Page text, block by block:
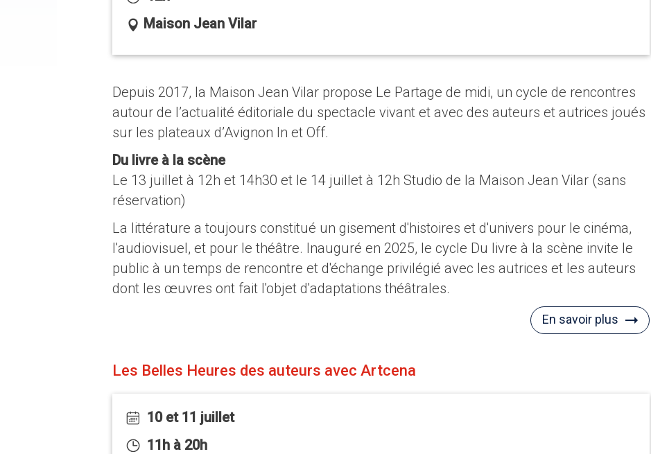
Maison Jean Vilar
Depuis 2017, la Maison Jean Vilar propose Le Partage de midi, un cycle de rencontres
autour de l’actualité éditoriale du spectacle vivant et avec des auteurs et autrices joués
sur les plateaux d’Avignon In et Off.
Du livre à la scène
Le 13 juillet à 12h et 14h30 et le 14 juillet à 12h Studio de la Maison Jean Vilar (sans
réservation)
La littérature a toujours constitué un gisement d'histoires et d'univers pour le cinéma,
l'audiovisuel, et pour le théâtre. Inauguré en 2025, le cycle Du livre à la scène invite le
public à un temps de rencontre et d'échange privilégié avec les autrices et les auteurs
dont les œuvres ont fait l'objet d'adaptations théâtrales.
En savoir plus
Les Belles Heures des auteurs avec Artcena
10 et 11 juillet
11h à 20h